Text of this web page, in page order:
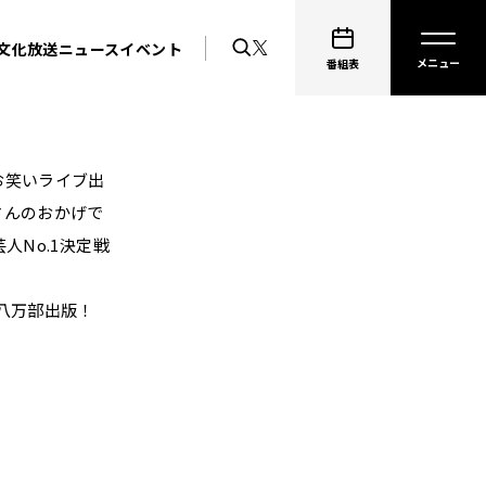
化放送ニュースイベント
番組表
いライブ出
のおかげで
人No.1決定戦
部出版！